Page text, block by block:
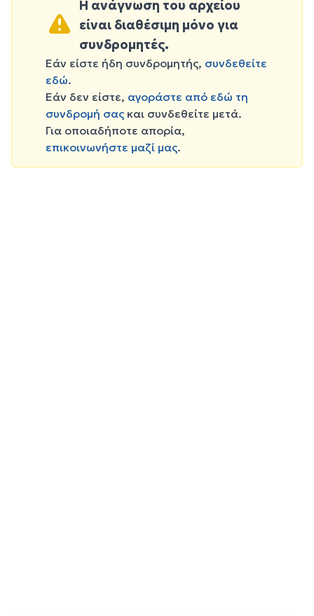
Η ανάγνωση του αρχείου
είναι διαθέσιμη μόνο για
συνδρομητές.
Εάν είστε ήδη συνδρομητής, συνδεθείτε
εδώ.
Εάν δεν είστε, αγοράστε από εδώ τη
συνδρομή σας και συνδεθείτε μετά.
Για οποιαδήποτε απορία,
επικοινωνήστε μαζί μας.